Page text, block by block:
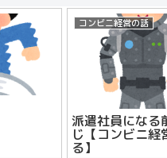
コンビニ経営の話
派遣社員になる
じ【コンビニ経
る】